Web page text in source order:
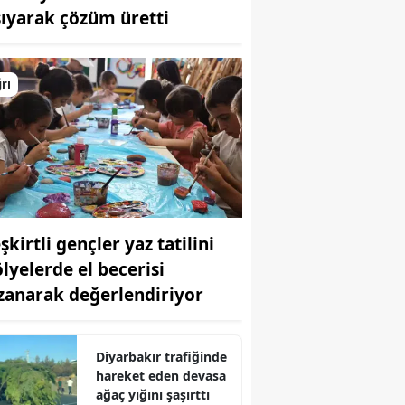
Bilecik
Bingöl
Bitlis
Bolu
Burdur
Bursa
Çanakkale
Çankırı
Denizli
Diyarbakır
çözüm üretti
gençler yaz tatilini
el becerisi
değerlendiriyor
Diyarbakır trafiğinde
hareket eden devasa
ağaç yığını şaşırttı